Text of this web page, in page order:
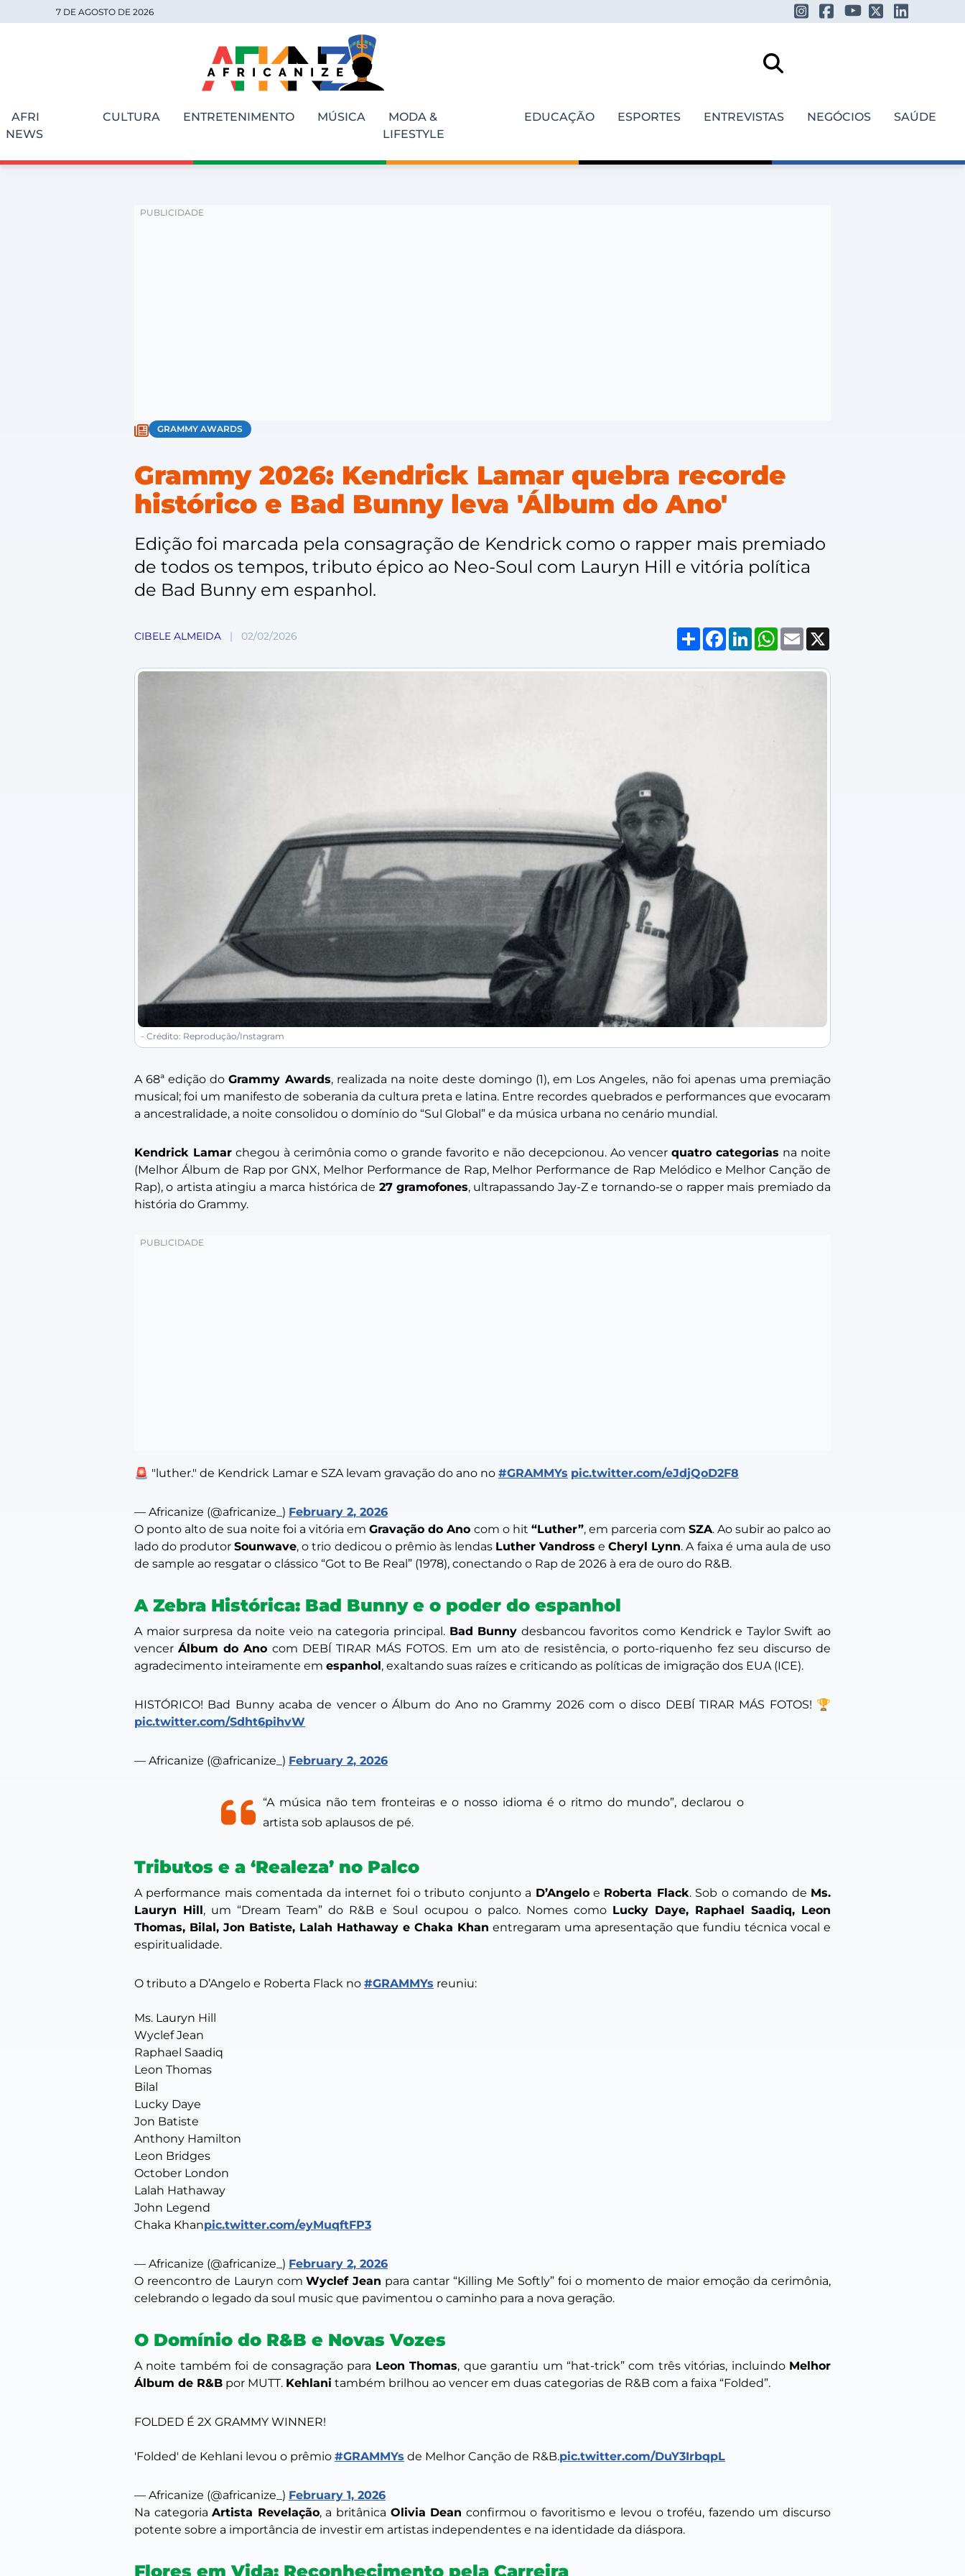
7 DE AGOSTO DE 2026
AFRI
NEWS
CULTURA ENTRETENIMENTO MÚSICA
MODA &
LIFESTYLE
EDUCAÇÃO ESPORTES ENTREVISTAS NEGÓCIOS SAÚDE
GRAMMY AWARDS
Grammy 2026: Kendrick Lamar quebra recorde
histórico e Bad Bunny leva 'Álbum do Ano'
Edição foi marcada pela consagração de Kendrick como o rapper mais premiado
de todos os tempos, tributo épico ao Neo-Soul com Lauryn Hill e vitória política
de Bad Bunny em espanhol.
CIBELE ALMEIDA | 02/02/2026 Compartilhar
Facebook
LinkedInWhatsApp
Email
- Crédito: Reprodução/Instagram
A 68ª edição doGrammy Awards, realizada na noite deste domingo (1), em Los Angeles, não foi apenas uma premiação
musical; foi um manifesto de soberania da cultura preta e latina. Entre recordes quebrados e performances que evocaram
a ancestralidade, a noite consolidou o domínio do “Sul Global” e da música urbana no cenário mundial.
Kendrick Lamarchegou à cerimônia como o grande favorito e não decepcionou. Ao vencerquatro categorias na noite
(Melhor Álbum de Rap porGNX, Melhor Performance de Rap, Melhor Performance de Rap Melódico e Melhor Canção de
Rap), o artista atingiu a marca histórica de 27 gramofones, ultrapassando Jay-Z e tornando-se o rapper mais premiado da
história do Grammy.
🚨 "luther." de Kendrick Lamar e SZA levam gravação do ano no #GRAMMYs pic.twitter.com/eJdjQoD2F8
— Africanize (@africanize_) February 2, 2026
O ponto alto de sua noite foi a vitória emGravação do Ano com o hit “Luther”, em parceria com SZA. Ao subir ao palco ao
lado do produtorSounwave, o trio dedicou o prêmio às lendas Luther Vandross eCheryl Lynn. A faixa é uma aula de uso
de sample ao resgatar o clássico “Got to Be Real” (1978), conectando o Rap de 2026 à era de ouro do R&B.
A Zebra Histórica: Bad Bunny e o poder do espanhol
A maior surpresa da noite veio na categoria principal. Bad Bunny desbancou favoritos como Kendrick e Taylor Swift ao
vencerÁlbum do Ano com DEBÍ TIRAR MÁS FOTOS. Em um ato de resistência, o porto-riquenho fez seu discurso de
agradecimento inteiramente em espanhol, exaltando suas raízes e criticando as políticas de imigração dos EUA (ICE).
HISTÓRICO! Bad Bunny acaba de vencer o Álbum do Ano no Grammy 2026 com o disco DEBÍ TIRAR MÁS FOTOS! 🏆
pic.twitter.com/Sdht6pihvW
— Africanize (@africanize_) February 2, 2026
“A música não tem fronteiras e o nosso idioma é o ritmo do mundo”, declarou o
artista sob aplausos de pé.
Tributos e a ‘Realeza’ no Palco
A performance mais comentada da internet foi o tributo conjunto a D’Angeloe Roberta Flack. Sob o comando de Ms.
Lauryn Hill, um “Dream Team” do R&B e Soul ocupou o palco. Nomes como Lucky Daye, Raphael Saadiq, Leon
Thomas, Bilal, Jon Batiste, Lalah Hathaway e Chaka Khan entregaram uma apresentação que fundiu técnica vocal e
espiritualidade.
O tributo a D’Angelo e Roberta Flack no #GRAMMYs reuniu:
Ms. Lauryn Hill
Wyclef Jean
Raphael Saadiq
Leon Thomas
Bilal
Lucky Daye
Jon Batiste
Anthony Hamilton
Leon Bridges
October London
Lalah Hathaway
John Legend
Chaka Khanpic.twitter.com/eyMuqftFP3
— Africanize (@africanize_) February 2, 2026
O reencontro de Lauryn comWyclef Jean para cantar “Killing Me Softly” foi o momento de maior emoção da cerimônia,
celebrando o legado da soul music que pavimentou o caminho para a nova geração.
O Domínio do R&B e Novas Vozes
A noite também foi de consagração para Leon Thomas, que garantiu um “hat-trick” com três vitórias, incluindo Melhor
Álbum de R&B por MUTT. Kehlani também brilhou ao vencer em duas categorias de R&B com a faixa “Folded”.
FOLDED É 2X GRAMMY WINNER!
'Folded' de Kehlani levou o prêmio #GRAMMYs de Melhor Canção de R&B.pic.twitter.com/DuY3IrbqpL
— Africanize (@africanize_) February 1, 2026
Na categoriaArtista Revelação, a britânica Olivia Dean confirmou o favoritismo e levou o troféu, fazendo um discurso
potente sobre a importância de investir em artistas independentes e na identidade da diáspora.
Flores em Vida: Reconhecimento pela Carreira